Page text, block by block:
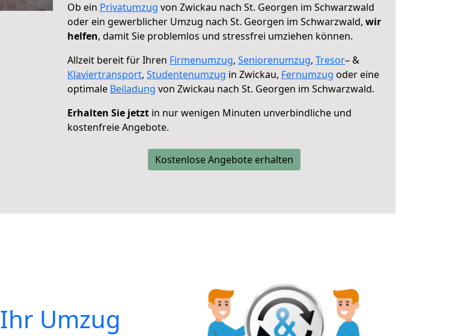
Ob ein Privatumzug von Zwickau nach St. Georgen im Schwarzwald
oder ein gewerblicher Umzug nach St. Georgen im Schwarzwald, wir
helfen, damit Sie problemlos und stressfrei umziehen können.
Allzeit bereit für Ihren Firmenumzug, Seniorenumzug, Tresor– &
Klaviertransport, Studentenumzug in Zwickau, Fernumzug oder eine
optimale Beiladung von Zwickau nach St. Georgen im Schwarzwald.
Erhalten Sie jetzt in nur wenigen Minuten unverbindliche und
kostenfreie Angebote.
Kostenlose Angebote erhalten
Ihr Umzug